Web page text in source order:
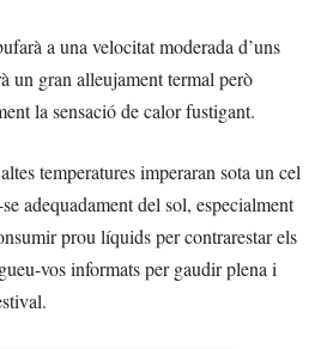
a una velocitat moderada d’uns
un gran alleujament termal però
la sensació de calor fustigant.
temperatures imperaran sota un cel
adequadament del sol, especialment
prou líquids per contrarestar els
vos informats per gaudir plena i